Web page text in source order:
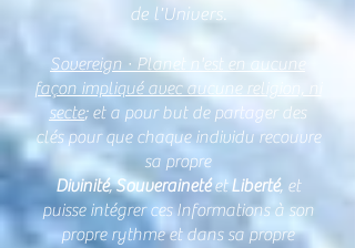
de l'Univers.
Sovereign · Planet n'est en aucune
façon impliqué avec aucune religion, ni
secte; et a pour but de partager des
clés pour que chaque individu recouvre
sa propre
Divinité,SouverainetéetLiberté, et
puisse intégrer ces Informations à son
propre rythme et dans sa propre